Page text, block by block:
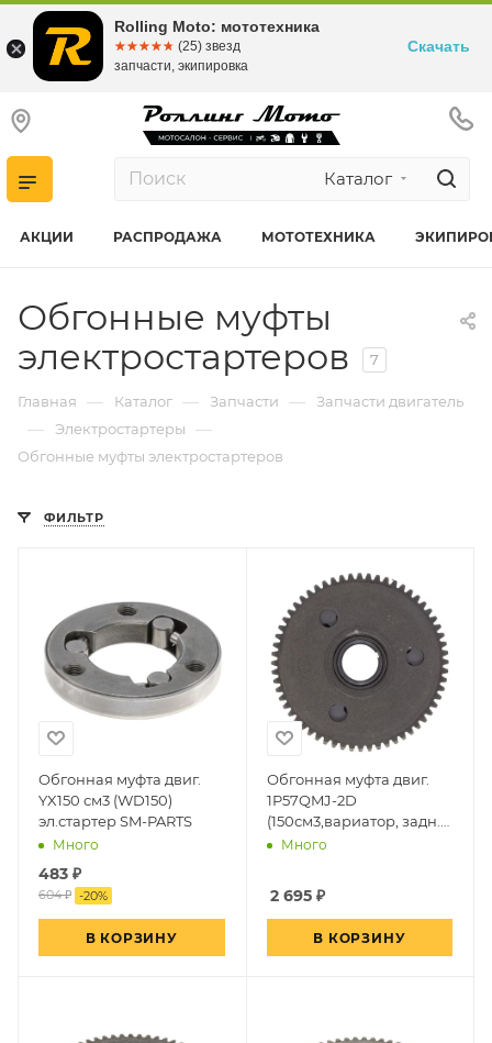
Каталог
АКЦИИ РАСПРОДАЖА МОТОТЕХНИКА
Обгонные муфты
электростартеров
7
Главная — Каталог — Запчасти — Запчасти двигатель
— Электростартеры —
Обгонные муфты электростартеров
ФИЛЬТР
Обгонная муфта двиг.
YX150 см3 (WD150)
эл.стартер SM-PARTS
Много
483 ₽
604 ₽ -20%
В КОРЗИНУ
Обгонная муфта двиг.
1P57QMJ-2D
(150см3,вариатор, задн.
ход)~
Много
2 695₽
В КОРЗИНУ
Rolling Moto: мототехника
☆☆☆☆☆
★★★★★ (25) звезд
запчасти, экипировка
Скачать